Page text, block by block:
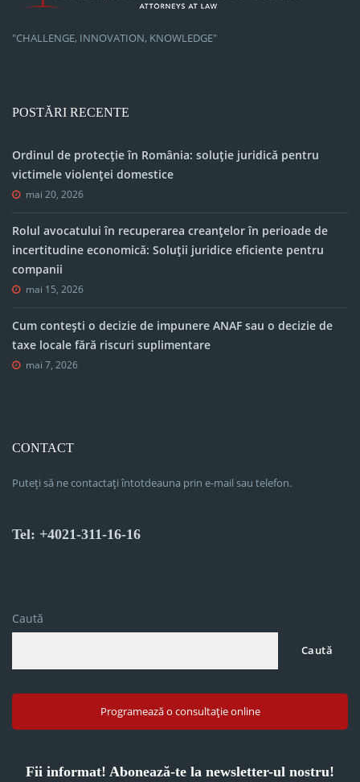
"CHALLENGE, INNOVATION, KNOWLEDGE"
POSTĂRI RECENTE
Ordinul de protecție în România: soluție juridică pentru
victimele violenței domestice
mai 20, 2026
Rolul avocatului în recuperarea creanțelor în perioade de
incertitudine economică: Soluții juridice eficiente pentru
companii
mai 15, 2026
Cum contești o decizie de impunere ANAF sau o decizie de
taxe locale fără riscuri suplimentare
mai 7, 2026
CONTACT
Puteți să ne contactați întotdeauna prin e-mail sau telefon.
Tel: +4021-311-16-16
Caută
Caută
Programează o consultație online
Fii informat! Abonează-te la newsletter-ul nostru!